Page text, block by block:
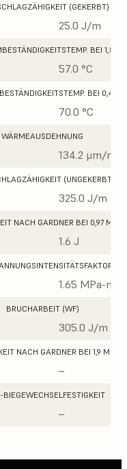
(GEKERBT)
25.0 J/m
BEI 1,8
57.0 °C
BEI 0,45
70.0 °C
WÄRMEAUSDEHNUNG
134.2 μm/m/
(UNGEKERBT)
325.0 J/m
NACH GARDNER BEI 0,97 MM
1.6 J
1.65 MPa-m1/
BRUCHARBEIT (WF)
305.0 J/m
NACH GARDNER BEI 1,9 MM
–
BIEGEWECHSELFESTIGKEIT
–